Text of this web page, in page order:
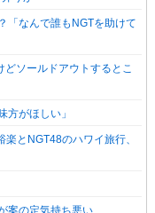
「なんで誰もNGTを助けて
どソールドアウトするとこ
方がほしい」
とNGT48のハワイ旅行、
案の定気持ち悪い